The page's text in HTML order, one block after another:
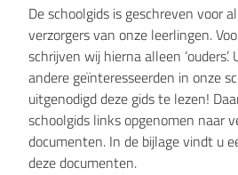
De schoolgids is geschreven voor
verzorgers van onze leerlingen.
schrijven wij hierna alleen
andere geïnteresseerden in onze
uitgenodigd deze gids te lezen!
schoolgids links opgenomen naar
documenten. In de bijlage vindt u
deze documenten.